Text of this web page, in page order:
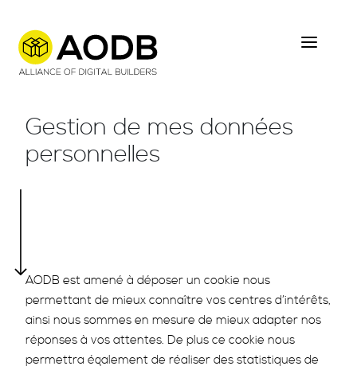
Gestion de mes données
personnelles
AODB est amené à déposer un cookie nous
permettant de mieux connaître vos centres d’intérêts,
ainsi nous sommes en mesure de mieux adapter nos
réponses à vos attentes. De plus ce cookie nous
permettra également de réaliser des statistiques de